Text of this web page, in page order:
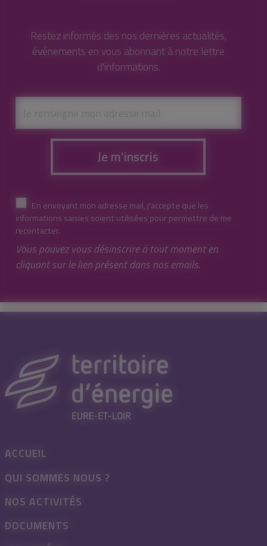
Restez informés des nos dernières actualités,
événements en vous abonnant à notre lettre
d'informations.
Je m'inscris
En envoyant mon adresse mail, j'accepte que les
informations saisies soient utilisées pour permettre de me
recontacter.
Vous pouvez vous désinscrire à tout moment en
cliquant sur le lien présent dans nos emails.
ACCUEIL
QUI SOMMES NOUS ?
NOS ACTIVITÉS
DOCUMENTS